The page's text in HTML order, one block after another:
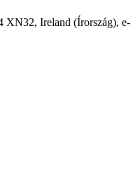
XN32, Ireland (Írország), e-